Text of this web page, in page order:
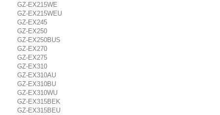
GZ-EX215WE
GZ-EX215WEU
GZ-EX245
GZ-EX250
GZ-EX250BUS
GZ-EX270
GZ-EX275
GZ-EX310
GZ-EX310AU
GZ-EX310BU
GZ-EX310WU
GZ-EX315BEK
GZ-EX315BEU